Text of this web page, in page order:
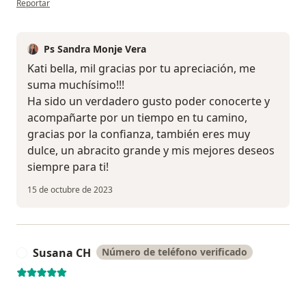
Reportar
Ps Sandra Monje Vera
Kati bella, mil gracias por tu apreciación, me
suma muchísimo!!!
Ha sido un verdadero gusto poder conocerte y
acompañarte por un tiempo en tu camino,
gracias por la confianza, también eres muy
dulce, un abracito grande y mis mejores deseos
siempre para ti!
15 de octubre de 2023
Susana CH Número de teléfono verificado